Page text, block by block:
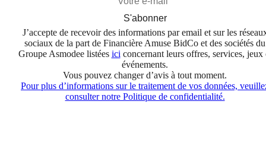
S'abonner
J’accepte de recevoir des informations par email et sur les
sociaux de la part de Financière Amuse BidCo et des sociétés du
Groupe Asmodee listées ici concernant leurs offres, services, jeux
événements.
Vous pouvez changer d’avis à tout moment.
Pour plus d’informations sur le traitement de vos données,
consulter notre Politique de confidentialité.